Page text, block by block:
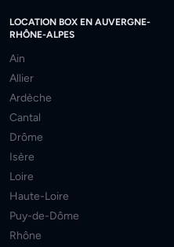
LOCATION BOX EN AUVERGNE-
RHÔNE-ALPES
Ain
Allier
Ardèche
Cantal
Drôme
Isère
Loire
Haute-Loire
Puy-de-Dôme
Rhône